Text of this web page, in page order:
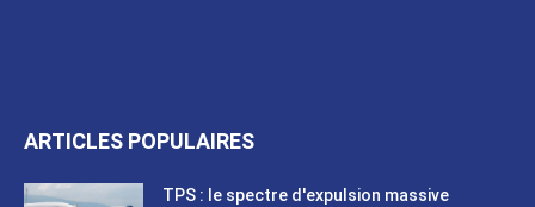
ARTICLES POPULAIRES
TPS : le spectre d'expulsion massive